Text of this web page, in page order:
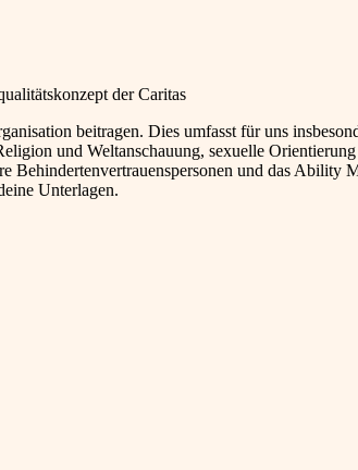
der Caritas
beitragen. Dies umfasst für uns
und Weltanschauung, sexuelle
und das Ability
Unterlagen.